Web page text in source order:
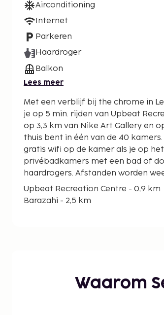
Airconditioning
Internet
Parkeren
Haardroger
Balkon
Lees meer
Met een verblijf bij the chrome in
je op 5 min. rijden van Upbeat Recreation
op 3,3 km van Nike Art Gallery en
thuis bent in één van de 40
gratis wifi op de kamer als je op
privébadkamers met een bad of
haardrogers. Afstanden worden
Upbeat Recreation Centre - 0,9 km
Barazahi - 2,5 km
Landmark Beach - 7,2 km
Waarom